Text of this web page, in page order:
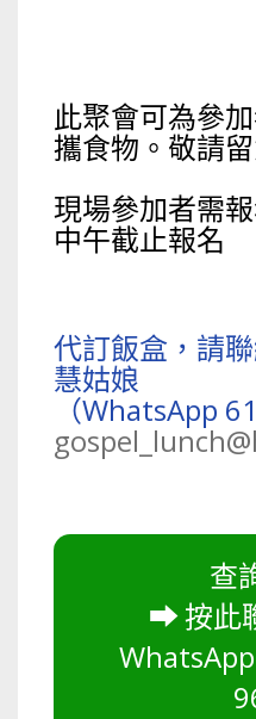
此聚會可為參
攜食物。敬請
現場參加者需
中午截止報名
代訂飯盒，請
慧姑娘
（WhatsApp
查
⮕按此